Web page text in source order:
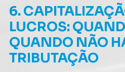
6.
LUCROS:
QUANDO NÃO
TRIBUTAÇÃO